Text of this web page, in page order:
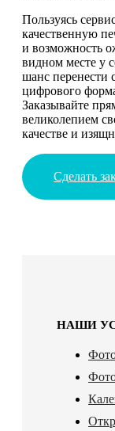
Пользуясь
качественную
и возможность
видном месте у
шанс перенести
цифрового
Заказывайте
великолепием
качестве и
Сделать
НАШИ